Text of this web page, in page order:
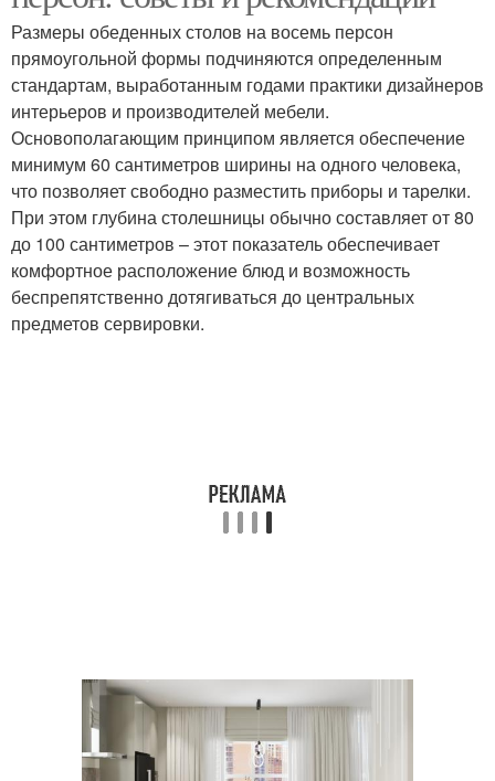
Размеры обеденных столов на восемь персон
прямоугольной формы подчиняются определенным
стандартам, выработанным годами практики дизайнеров
интерьеров и производителей мебели.
Основополагающим принципом является обеспечение
минимум 60 сантиметров ширины на одного человека,
что позволяет свободно разместить приборы и тарелки.
При этом глубина столешницы обычно составляет от 80
до 100 сантиметров – этот показатель обеспечивает
комфортное расположение блюд и возможность
беспрепятственно дотягиваться до центральных
предметов сервировки.